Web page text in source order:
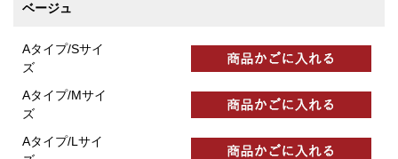
ベージュ
Aタイプ/Sサイ
ズ
Aタイプ/Mサイ
ズ
Aタイプ/Lサイ